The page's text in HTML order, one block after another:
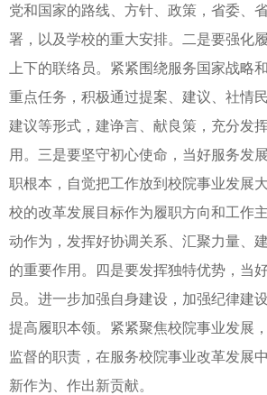
党和国家的路线、方针、政策，省委、
署，以及学校的重大安排。二是要强化
上下的联络员。紧紧围绕服务国家战略
重点任务，积极通过提案、建议、社情
建议等形式，建诤言、献良策，充分发
用。三是要坚守初心使命，当好服务发
职根本，自觉把工作放到校院事业发展
校的改革发展目标作为履职方向和工作
动作为，发挥好协调关系、汇聚力量、
的重要作用。四是要发挥独特优势，当
员。进一步加强自身建设，加强纪律建
提高履职本领。紧紧聚焦校院事业发展
监督的职责，在服务校院事业改革发展
新作为、作出新贡献。